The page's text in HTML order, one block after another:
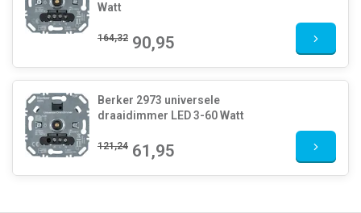
Watt
164,32 90,95
Berker 2973 universele
draaidimmer LED 3-60 Watt
121,24 61,95